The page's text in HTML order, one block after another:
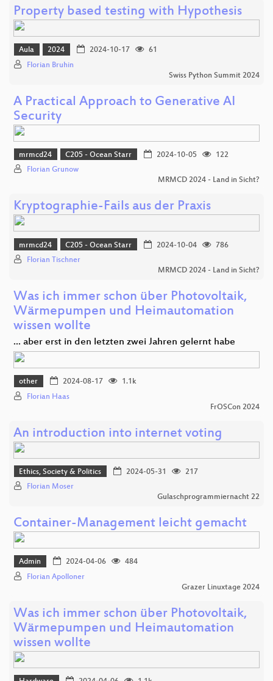
Property based testing with Hypothesis
Aula 2024 2024-10-17
61
Florian Bruhin
Swiss Python Summit 2024
A Practical Approach to Generative AI
Security
mrmcd24 C205 - Ocean Starr 2024-10-05
122
Florian Grunow
MRMCD 2024 - Land in Sicht?
Kryptographie-Fails aus der Praxis
mrmcd24 C205 - Ocean Starr 2024-10-04
786
Florian Tischner
MRMCD 2024 - Land in Sicht?
Was ich immer schon über Photovoltaik,
Wärmepumpen und Heimautomation
wissen wollte
... aber erst in den letzten zwei Jahren gelernt habe
other 2024-08-17
1.1k
Florian Haas
FrOSCon 2024
An introduction into internet voting
Ethics, Society & Politics 2024-05-31
217
Florian Moser
Gulaschprogrammiernacht 22
Container-Management leicht gemacht
Admin 2024-04-06
484
Florian Apolloner
Grazer Linuxtage 2024
Was ich immer schon über Photovoltaik,
Wärmepumpen und Heimautomation
wissen wollte